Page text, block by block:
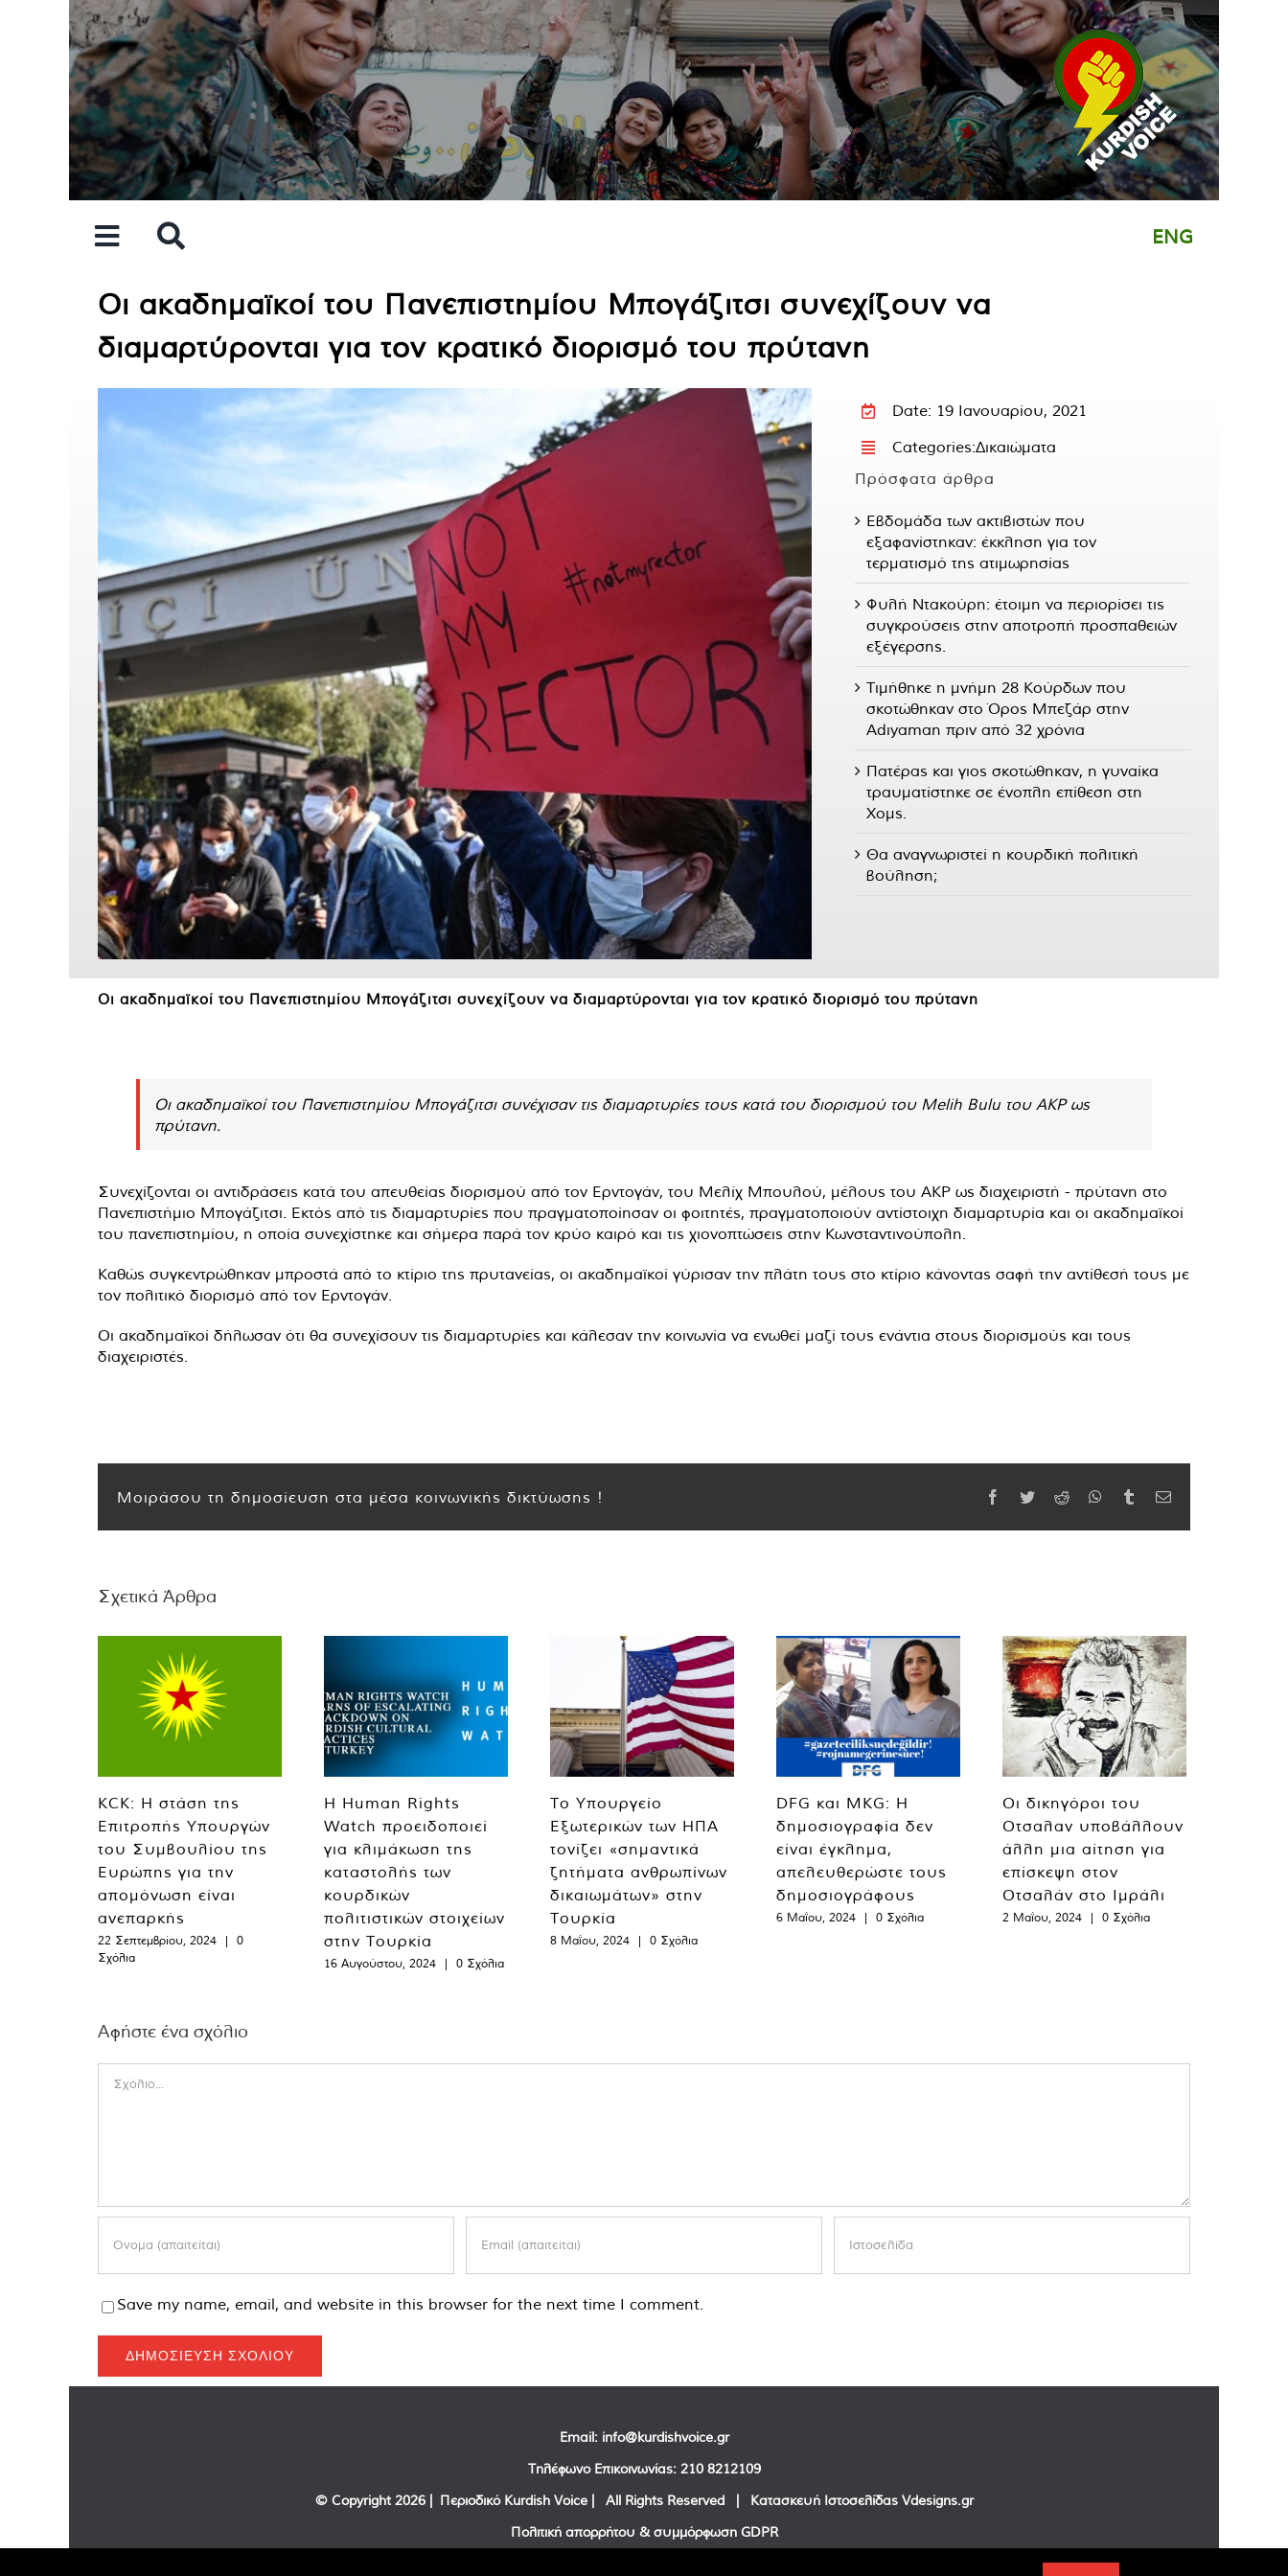
ENG
Οι ακαδημαϊκοί του Πανεπιστημίου Μπογάζιτσι συνεχίζουν να
διαμαρτύρονται για τον κρατικό διορισμό του πρύτανη
Date: 19 Ιανουαρίου, 2021
Categories:Δικαιώματα
Πρόσφατα άρθρα
Εβδομάδα των ακτιβιστών που
εξαφανίστηκαν: έκκληση για τον
τερματισμό της ατιμωρησίας
Φυλή Ντακούρη: έτοιμη να περιορίσει τις
συγκρούσεις στην αποτροπή προσπαθειών
εξέγερσης.
Τιμήθηκε η μνήμη 28 Κούρδων που
σκοτώθηκαν στο Όρος Μπεζάρ στην
Adıyaman πριν από 32 χρόνια
Πατέρας και γιος σκοτώθηκαν, η γυναίκα
τραυματίστηκε σε ένοπλη επίθεση στη
Χομς.
Θα αναγνωριστεί η κουρδική πολιτική
βούληση;
Οι ακαδημαϊκοί του Πανεπιστημίου Μπογάζιτσι συνεχίζουν να διαμαρτύρονται για τον κρατικό διορισμό του πρύτανη
Οι ακαδημαϊκοί του Πανεπιστημίου Μπογάζιτσι συνέχισαν τις διαμαρτυρίες τους κατά του διορισμού του Melih Bulu του AKP ως
πρύτανη.
Συνεχίζονται οι αντιδράσεις κατά του απευθείας διορισμού από τον Ερντογάν, του Μελίχ Μπουλού, μέλους του ΑΚΡ ως διαχειριστή - πρύτανη στο
Πανεπιστήμιο Μπογάζιτσι. Εκτός από τις διαμαρτυρίες που πραγματοποίησαν οι φοιτητές, πραγματοποιούν αντίστοιχη διαμαρτυρία και οι ακαδημαϊκοί
του πανεπιστημίου, η οποία συνεχίστηκε και σήμερα παρά τον κρύο καιρό και τις χιονοπτώσεις στην Κωνσταντινούπολη.
Καθώς συγκεντρώθηκαν μπροστά από το κτίριο της πρυτανείας, οι ακαδημαϊκοί γύρισαν την πλάτη τους στο κτίριο κάνοντας σαφή την αντίθεσή τους με
τον πολιτικό διορισμό από τον Ερντογάν.
Οι ακαδημαϊκοί δήλωσαν ότι θα συνεχίσουν τις διαμαρτυρίες και κάλεσαν την κοινωνία να ενωθεί μαζί τους ενάντια στους διορισμούς και τους
διαχειριστές.
Μοιράσου τη δημοσίευση στα μέσα κοινωνικής δικτύωσης ! Facebook
TwitterReddit WhatsApp
TumblrEmail
Σχετικά Άρθρα
KCK: Η στάση της
Επιτροπής Υπουργών
του Συμβουλίου της
Ευρώπης για την
απομόνωση είναι
ανεπαρκής
22 Σεπτεμβρίου, 2024 |
0
Σχόλια
Η Human Rights
Watch προειδοποιεί
για κλιμάκωση της
καταστολής των
κουρδικών
πολιτιστικών στοιχείων
στην Τουρκία
16 Αυγούστου, 2024 | 0 Σχόλια
Το Υπουργείο
Εξωτερικών των ΗΠΑ
τονίζει «σημαντικά
ζητήματα ανθρωπίνων
δικαιωμάτων» στην
Τουρκία
8 Μαΐου, 2024 | 0 Σχόλια
DFG και MKG: Η
δημοσιογραφία δεν
είναι έγκλημα,
απελευθερώστε τους
δημοσιογράφους
6 Μαΐου, 2024 | 0 Σχόλια
Οι δικηγόροι του
Οτσαλαν υποβάλλουν
άλλη μια αίτηση για
επίσκεψη στον
Οτσαλάν στο Ιμράλι
2 Μαΐου, 2024 | 0 Σχόλια
Αφήστε ένα σχόλιο
Save my name, email, and website in this browser for the next time I comment.
Email: info@kurdishvoice.gr
Τηλέφωνο Επικοινωνίας: 210 8212109
© Copyright 2026 | Περιοδικό Kurdish Voice | All Rights Reserved | Κατασκευή Ιστοσελίδας Vdesigns.gr
Πολιτική απορρήτου & συμμόρφωση GDPR